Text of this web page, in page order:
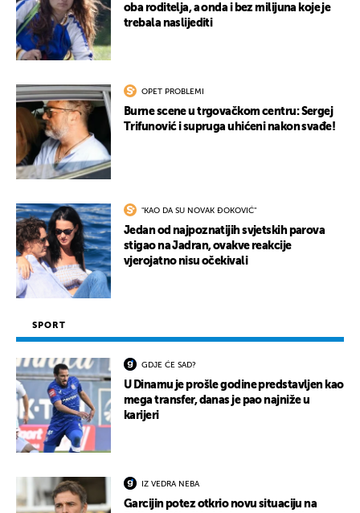
oba roditelja, a onda i bez milijuna koje je
trebala naslijediti
OPET PROBLEMI
Burne scene u trgovačkom centru: Sergej
Trifunović i supruga uhićeni nakon svađe!
"KAO DA SU NOVAK ĐOKOVIĆ"
Jedan od najpoznatijih svjetskih parova
stigao na Jadran, ovakve reakcije
vjerojatno nisu očekivali
SPORT
GDJE ĆE SAD?
U Dinamu je prošle godine predstavljen kao
mega transfer, danas je pao najniže u
karijeri
IZ VEDRA NEBA
Garcijin potez otkrio novu situaciju na